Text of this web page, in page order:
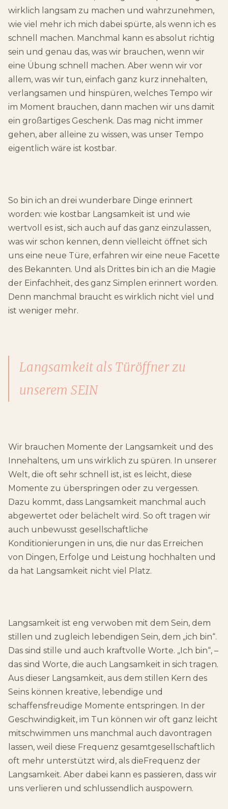
wirklich langsam zu machen und wahrzunehmen,
wie viel mehr ich mich dabei spürte, als wenn ich es
schnell machen. Manchmal kann es absolut richtig
sein und genau das, was wir brauchen, wenn wir
eine Übung schnell machen. Aber wenn wir vor
allem, was wir tun, einfach ganz kurz innehalten,
verlangsamen und hinspüren, welches Tempo wir
im Moment brauchen, dann machen wir uns damit
ein großartiges Geschenk. Das mag nicht immer
gehen, aber alleine zu wissen, was unser Tempo
eigentlich wäre ist kostbar.
So bin ich an drei wunderbare Dinge erinnert
worden: wie kostbar Langsamkeit ist und wie
wertvoll es ist, sich auch auf das ganz einzulassen,
was wir schon kennen, denn vielleicht öffnet sich
uns eine neue Türe, erfahren wir eine neue Facette
des Bekannten. Und als Drittes bin ich an die Magie
der Einfachheit, des ganz Simplen erinnert worden.
Denn manchmal braucht es wirklich nicht viel und
ist weniger mehr.
Langsamkeit als Türöffner zu
unserem SEIN
Wir brauchen Momente der Langsamkeit und des
Innehaltens, um uns wirklich zu spüren. In unserer
Welt, die oft sehr schnell ist, ist es leicht, diese
Momente zu überspringen oder zu vergessen.
Dazu kommt, dass Langsamkeit manchmal auch
abgewertet oder belächelt wird. So oft tragen wir
auch unbewusst gesellschaftliche
Konditionierungen in uns, die nur das Erreichen
von Dingen, Erfolge und Leistung hochhalten und
da hat Langsamkeit nicht viel Platz.
Langsamkeit ist eng verwoben mit dem Sein, dem
stillen und zugleich lebendigen Sein, dem „ich bin“.
Das sind stille und auch kraftvolle Worte. „Ich bin“, –
das sind Worte, die auch Langsamkeit in sich tragen.
Aus dieser Langsamkeit, aus dem stillen Kern des
Seins können kreative, lebendige und
schaffensfreudige Momente entspringen. In der
Geschwindigkeit, im Tun können wir oft ganz leicht
mitschwimmen uns manchmal auch davontragen
lassen, weil diese Frequenz gesamtgesellschaftlich
oft mehr unterstützt wird, als dieFrequenz der
Langsamkeit. Aber dabei kann es passieren, dass wir
uns verlieren und schlussendlich auspowern.